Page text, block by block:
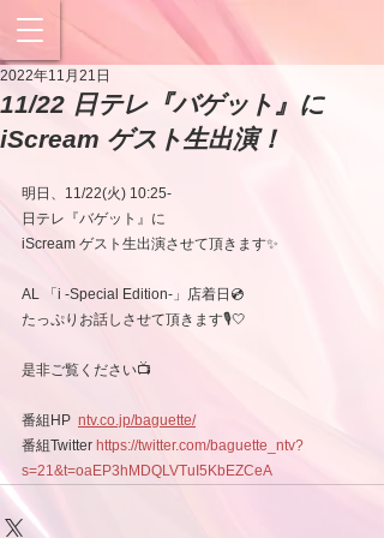
11/22 日テレ『バゲット』に
iScream ゲスト生出演！
2022年11月21日
明日、11/22(火) 10:25-
日テレ『バゲット』に
iScream ゲスト生出演させて頂きます✨
AL 「i -Special Edition-」店着日💿
たっぷりお話しさせて頂きます🎙🤍
是非ご覧ください📺
番組HP ntv.co.jp/baguette/
番組Twitter https://twitter.com/baguette_ntv?
s=21&t=oaEP3hMDQLVTuI5KbEZCeA